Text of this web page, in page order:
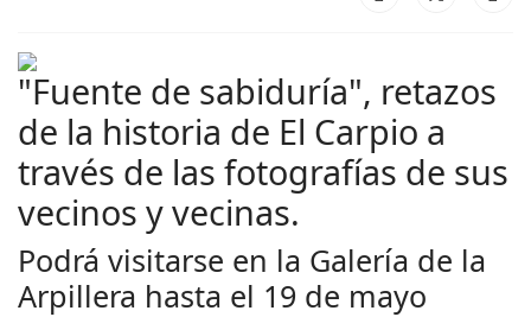
"Fuente de sabiduría", retazos
de la historia de El Carpio a
través de las fotografías de sus
vecinos y vecinas.
Podrá visitarse en la Galería de la
Arpillera hasta el 19 de mayo